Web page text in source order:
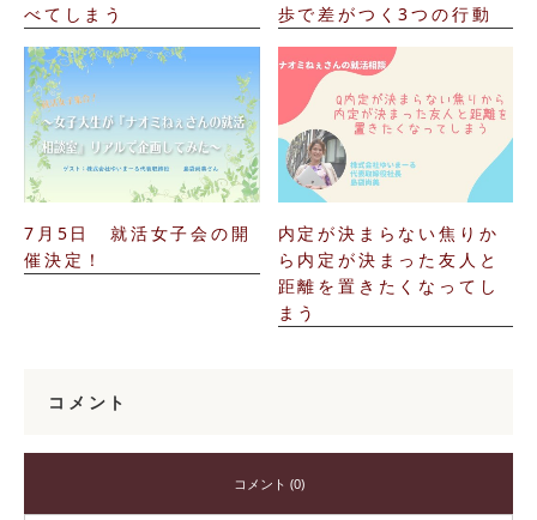
べてしまう
歩で差がつく3つの行動
7月5日 就活女子会の開
催決定！
内定が決まらない焦りか
ら内定が決まった友人と
距離を置きたくなってし
まう
コメント
コメント (0)